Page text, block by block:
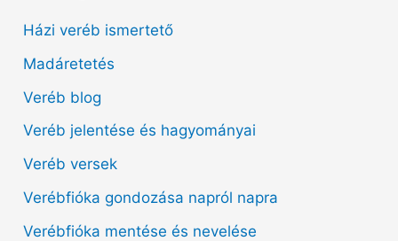
Házi veréb ismertető
Madáretetés
Veréb blog
Veréb jelentése és hagyományai
Veréb versek
Verébfióka gondozása napról napra
Verébfióka mentése és nevelése